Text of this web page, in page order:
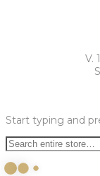
V.
Start typing and